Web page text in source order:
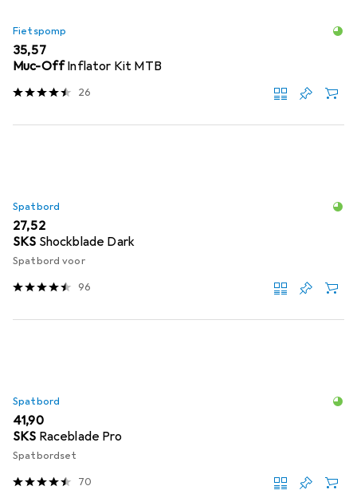
Fietspomp
EUR
35,57
Muc-OffInflator Kit MTB
26
Spatbord
EUR
27,52
SKS Shockblade Dark
Spatbord voor
96
Spatbord
EUR
41,90
SKS Raceblade Pro
Spatbordset
70